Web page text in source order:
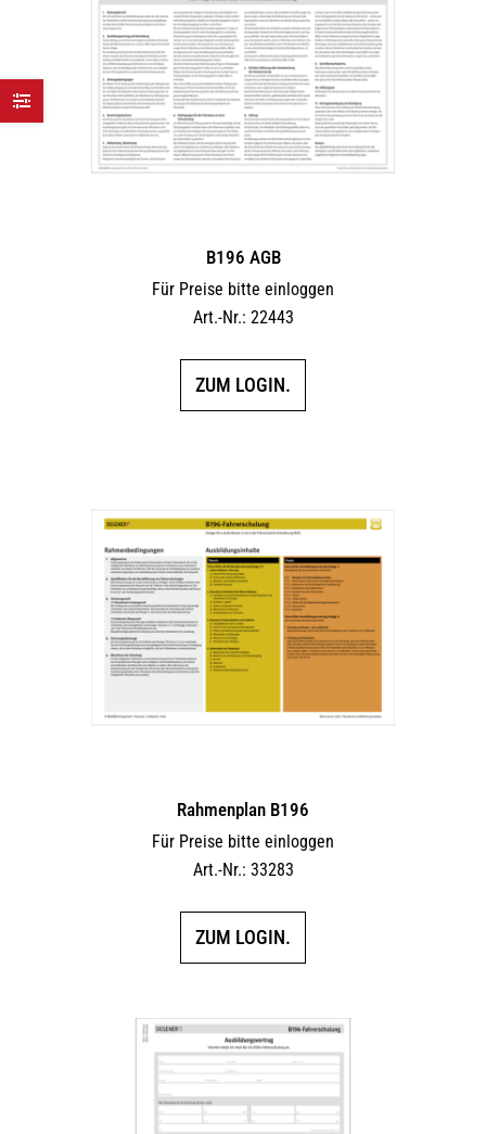
B196 AGB
Für Preise bitte einloggen
Art.-Nr.: 22443
ZUM LOGIN.
Rahmenplan B196
Für Preise bitte einloggen
Art.-Nr.: 33283
ZUM LOGIN.